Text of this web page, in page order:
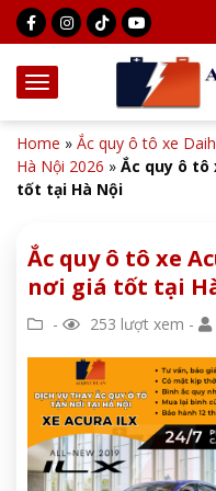
Home » Ắc quy ô tô xe
Hà Nội 2026 » Ắc quy ô tô
tốt tại Hà Nội
Ắc quy ô tô xe
nơi giá tốt tại
- 253 lượt xem -